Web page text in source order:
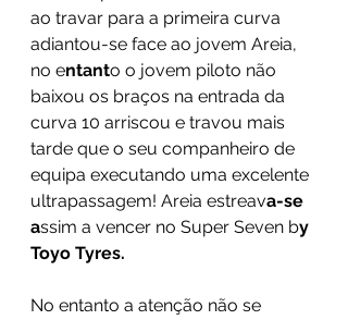
ao travar para a primeira curva
adiantou-se face ao jovem Areia,
no entanto o jovem piloto não
baixou os braços na entrada da
curva 10 arriscou e travou mais
tarde que o seu companheiro de
equipa executando uma excelente
ultrapassagem! Areia estreava-se
assim a vencer no Super Seven by
Toyo Tyres.
No entanto a atenção não se